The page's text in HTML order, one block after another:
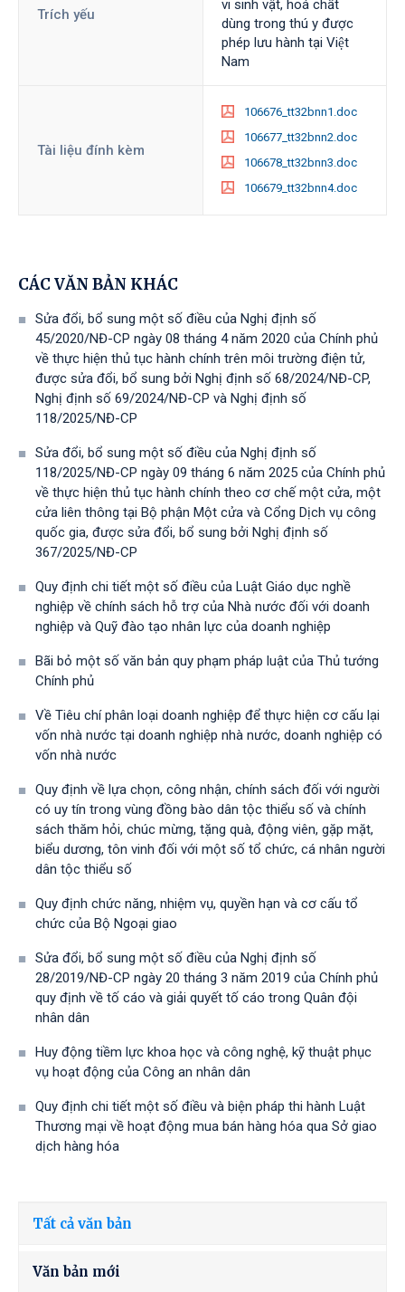
Trích yếu
vi sinh vật, hoá chất
dùng trong thú y được
phép lưu hành tại Việt
Nam
Tài liệu đính kèm
106676_tt32bnn1.doc
106677_tt32bnn2.doc
106678_tt32bnn3.doc
106679_tt32bnn4.doc
CÁC VĂN BẢN KHÁC
Sửa đổi, bổ sung một số điều của Nghị định số
45/2020/NĐ-CP ngày 08 tháng 4 năm 2020 của Chính phủ
về thực hiện thủ tục hành chính trên môi trường điện tử,
được sửa đổi, bổ sung bởi Nghị định số 68/2024/NĐ-CP,
Nghị định số 69/2024/NĐ-CP và Nghị định số
118/2025/NĐ-СР
Sửa đổi, bổ sung một số điều của Nghị định số
118/2025/NĐ-CP ngày 09 tháng 6 năm 2025 của Chính phủ
về thực hiện thủ tục hành chính theo cơ chế một cửa, một
cửa liên thông tại Bộ phận Một cửa và Cổng Dịch vụ công
quốc gia, được sửa đổi, bổ sung bởi Nghị định số
367/2025/NĐ-СР
Quy định chi tiết một số điều của Luật Giáo dục nghề
nghiệp về chính sách hỗ trợ của Nhà nước đối với doanh
nghiệp và Quỹ đào tạo nhân lực của doanh nghiệp
Bãi bỏ một số văn bản quy phạm pháp luật của Thủ tướng
Chính phủ
Về Tiêu chí phân loại doanh nghiệp để thực hiện cơ cấu lại
vốn nhà nước tại doanh nghiệp nhà nước, doanh nghiệp có
vốn nhà nước
Quy định về lựa chọn, công nhận, chính sách đối với người
có uy tín trong vùng đồng bào dân tộc thiểu số và chính
sách thăm hỏi, chúc mừng, tặng quà, động viên, gặp mặt,
biểu dương, tôn vinh đối với một số tổ chức, cá nhân người
dân tộc thiểu số
Quy định chức năng, nhiệm vụ, quyền hạn và cơ cấu tổ
chức của Bộ Ngoại giao
Sửa đổi, bổ sung một số điều của Nghị định số
28/2019/NĐ-CР ngày 20 tháng 3 năm 2019 của Chính phủ
quy định về tố cáo và giải quyết tố cáo trong Quân đội
nhân dân
Huy động tiềm lực khoa học và công nghệ, kỹ thuật phục
vụ hoạt động của Công an nhân dân
Quy định chi tiết một số điều và biện pháp thi hành Luật
Thương mại về hoạt động mua bán hàng hóa qua Sở giao
dịch hàng hóa
Tất cả văn bản
Văn bản mới